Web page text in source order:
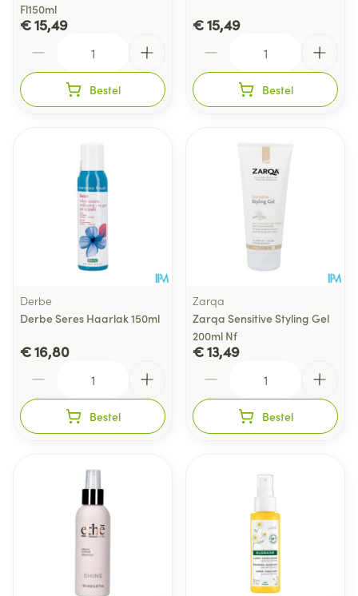
Fl150ml
€ 15,49
Bestel
€ 15,49
Bestel
Derbe
Derbe Seres Haarlak 150ml
€ 16,80
Bestel
Zarqa
Zarqa Sensitive Styling Gel
200ml Nf
€ 13,49
Bestel